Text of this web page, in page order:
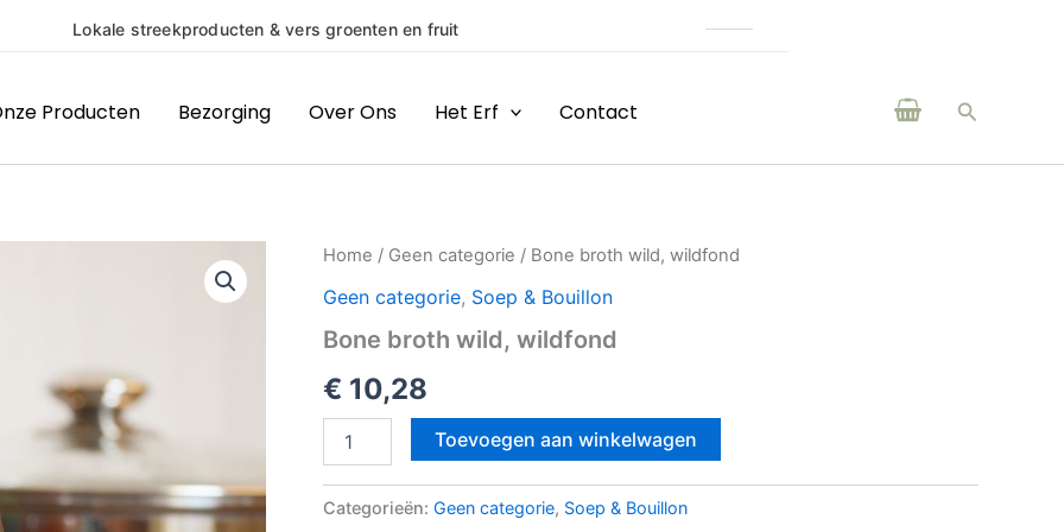
(H)eerlijke producten van boeren en makers uit de regio
Producten Bezorging Over Ons Het Erf Contact Zoeken
Home / Geen categorie / Bone broth wild, wildfond
Geen categorie, Soep & Bouillon
Bone broth wild, wildfond
€ 10,28
Bone
wild,
aantal
Toevoegen aan winkelwagen
Categorieën: Geen categorie, Soep & Bouillon